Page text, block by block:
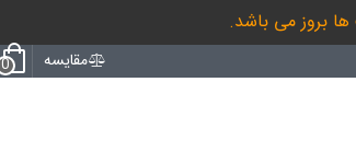
بروز می باشد.
مقایسه 0